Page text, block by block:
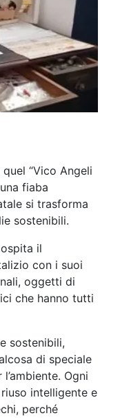
del
“Vico Angeli
fiaba
si trasforma
sostenibili.
il
con i suoi
oggetti di
che hanno tutti
sostenibili,
di speciale
Ogni
intelligente e
perché